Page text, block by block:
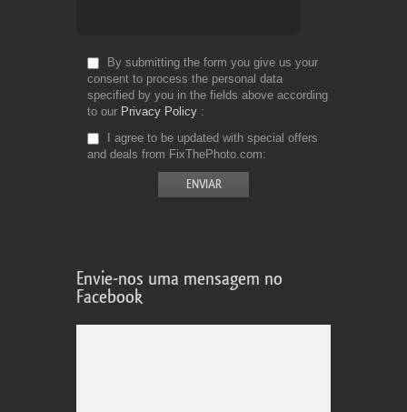
By submitting the form you give us your
consent to process the personal data
specified by you in the fields above according
to our Privacy Policy
I agree to be updated with special offers
and deals from FixThePhoto.com
Envie-nos uma mensagem no
Facebook